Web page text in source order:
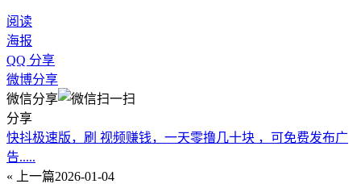
阅读
海报
QQ 分享
微博分享
微信分享
分享
快抖极速版，刷 视频赚钱，一天零撸几十块 ，可免费发布广
告.....
« 上一篇2026-01-04